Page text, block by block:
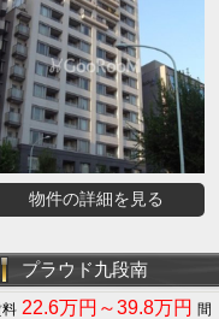
物件の詳細を見る
プラウド九段南
22.6万円～39.8万円